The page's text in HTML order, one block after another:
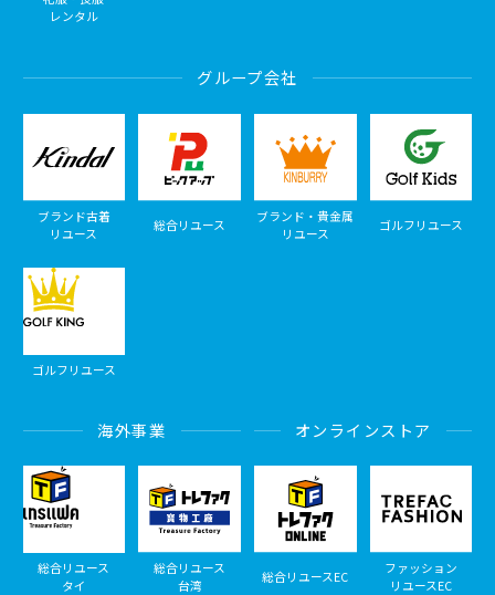
レンタル
グループ会社
ブランド古着
リユース
総合リユース
ブランド・貴金属
リユース
ゴルフリユース
ゴルフリユース
海外事業
総合リユース
タイ
総合リユース
台湾
オンラインストア
総合リユースEC
ファッション
リユースEC